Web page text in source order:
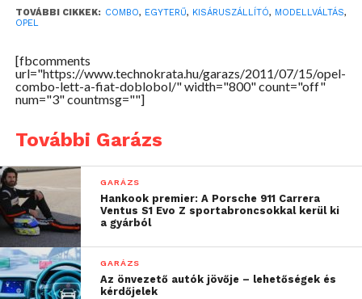
TOVÁBBI CIKKEK: COMBO, EGYTERŰ, KISÁRUSZÁLLÍTÓ, MODELLVÁLTÁS,
OPEL
[fbcomments
url="https://www.technokrata.hu/garazs/2011/07/15/opel-
combo-lett-a-fiat-doblobol/" width="800" count="off"
num="3" countmsg=""]
További Garázs
GARÁZS
Hankook premier: A Porsche 911 Carrera
Ventus S1 Evo Z sportabroncsokkal kerül ki
a gyárból
GARÁZS
Az önvezető autók jövője – lehetőségek és
kérdőjelek